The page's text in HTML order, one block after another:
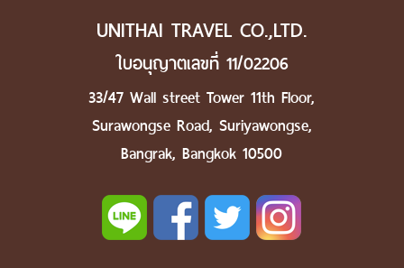
UNITHAI TRAVEL CO.,LTD.
ใบอนุญาตเลขที่ 11/02206
33/47 Wall street Tower 11th Floor,
Surawongse Road, Suriyawongse,
Bangrak, Bangkok 10500